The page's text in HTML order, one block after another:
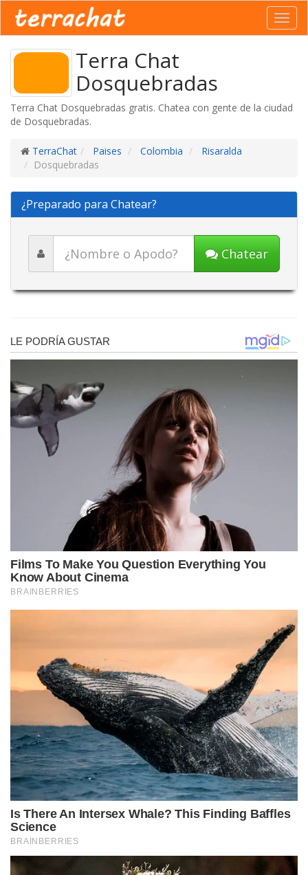
Terra Chat
Dosquebradas
Terra Chat Dosquebradas gratis. Chatea con gente de la ciudad
de Dosquebradas.
TerraChat Paises Colombia
Risaralda
Dosquebradas
¿Preparado para Chatear?
Chatear